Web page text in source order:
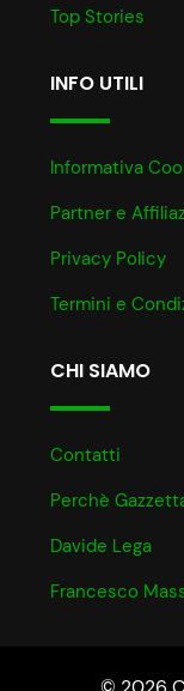
Top Stories
INFO UTILI
Informativa
Partner e
Privacy Policy
Termini e
CHI SIAMO
Contatti
Perchè
Davide Lega
Francesco